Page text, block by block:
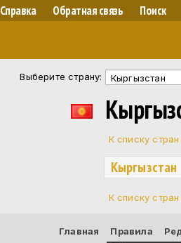
Справка Обратная связь Поиск
Выберите страну:
К списку стран
Кыргызстан
К списку стран
Главная Правила